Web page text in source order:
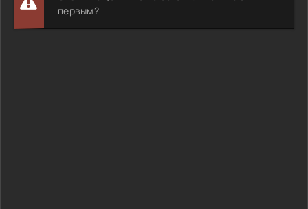
первым?